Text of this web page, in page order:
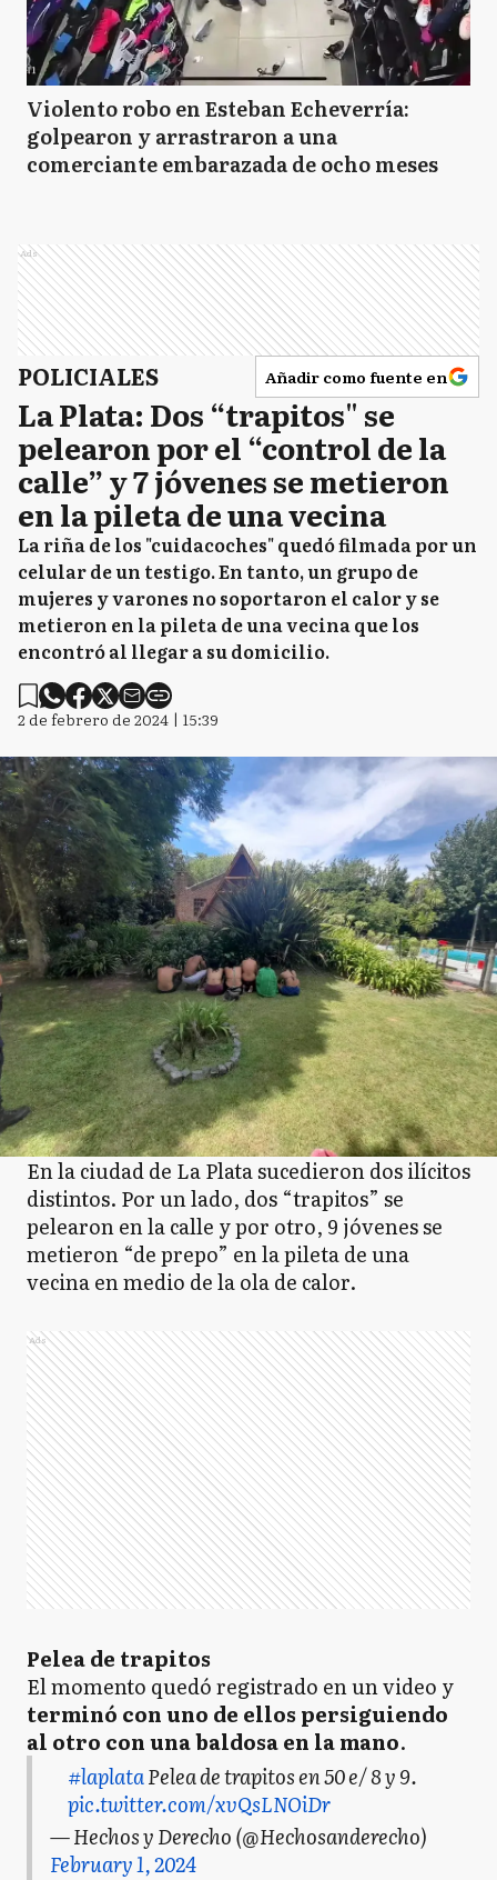
Violento robo en Esteban Echeverría:
golpearon y arrastraron a una
comerciante embarazada de ocho meses
Ads
POLICIALES Añadir como fuente en
La Plata: Dos “trapitos" se
pelearon por el “control de la
calle” y 7 jóvenes se metieron
en la pileta de una vecina
La riña de los "cuidacoches" quedó filmada por un
celular de un testigo. En tanto, un grupo de
mujeres y varones no soportaron el calor y se
metieron en la pileta de una vecina que los
encontró al llegar a su domicilio.
2 de febrero de 2024 | 15:39
En la ciudad de La Plata sucedieron dos ilícitos
distintos. Por un lado, dos “trapitos” se
pelearon en la calle y por otro, 9 jóvenes se
metieron “de prepo” en la pileta de una
vecina en medio de la ola de calor.
Ads
Pelea de trapitos
El momento quedó registrado en un video y
terminó con uno de ellos persiguiendo
al otro con una baldosa en la mano.
#laplataPelea de trapitos en 50 e/ 8 y 9.
pic.twitter.com/xvQsLNOiDr
— Hechos y Derecho (@Hechosanderecho)
February 1, 2024